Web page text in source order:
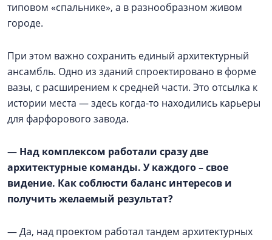
типовом «спальнике», а в разнообразном живом
городе.
При этом важно сохранить единый архитектурный
ансамбль. Одно из зданий спроектировано в форме
вазы, с расширением к средней части. Это отсылка к
истории места — здесь когда-то находились карьеры
для фарфорового завода.
— Над комплексом работали сразу две
архитектурные команды. У каждого – свое
видение. Как соблюсти баланс интересов и
получить желаемый результат?
— Да, над проектом работал тандем архитектурных